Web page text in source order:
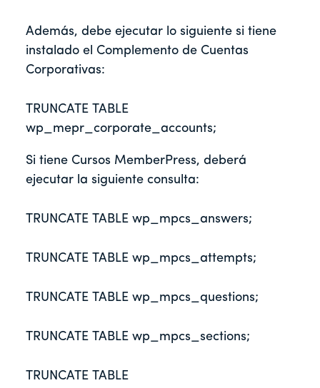
Además, debe ejecutar lo siguiente si tiene
instalado el Complemento de Cuentas
Corporativas:
TRUNCATE TABLE
wp_mepr_corporate_accounts;
Si tiene Cursos MemberPress, deberá
ejecutar la siguiente consulta:
TRUNCATE TABLE wp_mpcs_answers;
TRUNCATE TABLE wp_mpcs_attempts;
TRUNCATE TABLE wp_mpcs_questions;
TRUNCATE TABLE wp_mpcs_sections;
TRUNCATE TABLE